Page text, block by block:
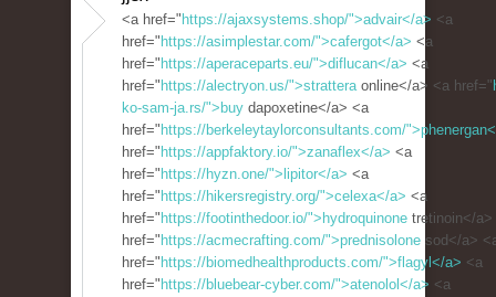
<a href=" https://ajaxsystems.shop/">advair</a> <a
href=" https://asimplestar.com/">cafergot</a> <a
href=" https://aperaceparts.eu/">diflucan</a> <a
href=" https://alectryon.us/">stratteraonline</a> <a href="
ko-sam-ja.rs/">buy dapoxetine</a> <a
href=" https://berkeleytaylorconsultants.com/
href=" https://appfaktory.io/">zanaflex</a> <a
href=" https://hyzn.one/">lipitor</a> <a
href=" https://hikersregistry.org/">celexa</a> <a
href=" https://footinthedoor.io/">hydroquinone tretinoin</a>
href=" https://acmecrafting.com/">prednisolone sod</a>
href=" https://biomedhealthproducts.com/">flagyl</a> <a
href=" https://bluebear-cyber.com/">atenolol</a> <a